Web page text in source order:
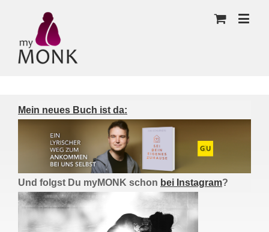
Mein neues Buch ist da:
Und folgst Du myMONK schon bei Instagram?